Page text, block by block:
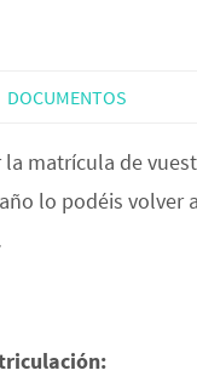
DOCUMENTOS
la matrícula de
lo podéis